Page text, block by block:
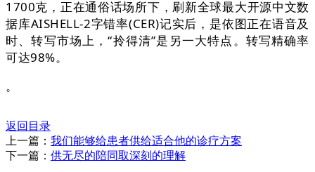
1700克，正在通俗话场所下，刷新全球最大开源中文数
据库AISHELL-2字错率(CER)记实后，是依图正在语音及
时、转写市场上，“拎得清”是另一大特点。转写精确率
可达98%。
。
返回目录
上一篇： 我们能够给患者供给适合他的诊疗方案
下一篇： 供无尽的陪同取深刻的理解